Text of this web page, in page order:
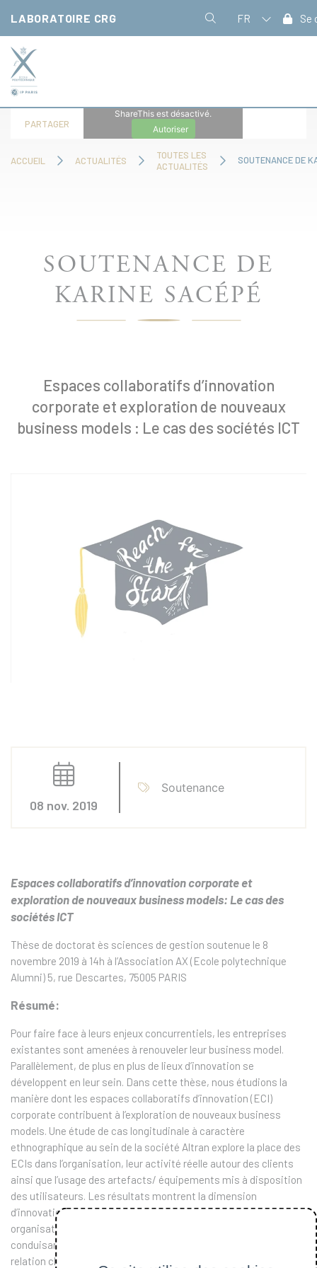
LABORATOIRE CRG FR Se
ACCUEIL ACTUALITÉS
TOUTES LES
ACTUALITÉS
SOUTENANCE DE
PARTAGER
ShareThis est désactivé.
Autoriser
SOUTENANCE DE
KARINE SACÉPÉ
Espaces collaboratifs d’innovation
corporate et exploration de nouveaux
business models : Le cas des sociétés ICT
08 nov. 2019
Soutenance
Espaces collaboratifs d’innovation corporate et
exploration de nouveaux business models: Le cas des
sociétés ICT
Thèse de doctorat ès sciences de gestion soutenue le 8
novembre 2019 à 14h à l’Association AX (Ecole polytechnique
Alumni) 5, rue Descartes, 75005 PARIS
Résumé:
Pour faire face à leurs enjeux concurrentiels, les entreprises
existantes sont amenées à renouveler leur business model.
Parallèlement, de plus en plus de lieux d’innovation se
développent en leur sein. Dans cette thèse, nous étudions la
manière dont les espaces collaboratifs d’innovation (ECI)
corporate contribuent à l’exploration de nouveaux business
models. Une étude de cas longitudinale à caractère
ethnographique au sein de la société Altran explore la place des
ECIs dans l’organisation, leur activité réelle autour des clients
ainsi que l’usage des artefacts/ équipements mis à disposition
des utilisateurs. Les résultats montrent la dimension
d’innovation managériale - fruit de l’ambidextrie
organisationnelle- de ces ECIs, décryptent les microprocessus
conduisant à l’émergence d’une nouvelle proposition de valeur /
relation client et situent le rôle des démonstrateurs dans la